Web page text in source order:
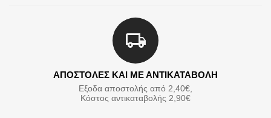
ΑΠΟΣΤΟΛΕΣ ΚΑΙ ΜΕ ΑΝΤΙΚΑΤΑΒΟΛΗ
Εξοδα αποστολής από 2,40€,
Κόστος αντικαταβολής 2,90€